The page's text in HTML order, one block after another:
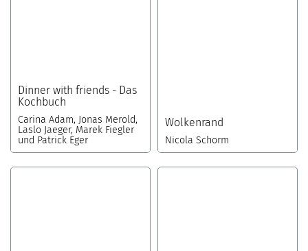
Dinner with friends - Das
Kochbuch
Carina Adam, Jonas Merold,
Laslo Jaeger, Marek Fiegler
und Patrick Eger
Wolkenrand
Nicola Schorm